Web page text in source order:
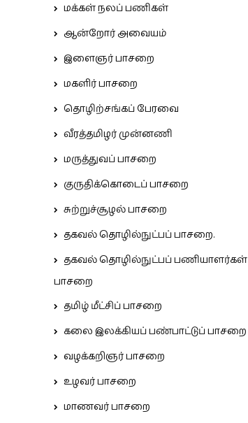
மக்கள் நலப் பணிகள்
ஆன்றோர் அவையம்
இளைஞர் பாசறை
மகளிர் பாசறை
தொழிற்சங்கப் பேரவை
வீரத்தமிழர் முன்னணி
மருத்துவப் பாசறை
குருதிக்கொடைப் பாசறை
சுற்றுச்சூழல் பாசறை
தகவல் தொழில்நுட்பப் பாசறை.
தகவல் தொழில்நுட்பப் பணியாளர்கள்
பாசறை
தமிழ் மீட்சிப் பாசறை
கலை இலக்கியப் பண்பாட்டுப் பாசறை
வழக்கறிஞர் பாசறை
உழவர் பாசறை
மாணவர் பாசறை